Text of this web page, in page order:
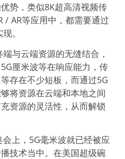
势，类似8K超高清视频传
/ AR等应用中，都需要通过
。
与云端资源的无缝结合，
厘米波等在响应能力，传
存在不少短板，而通过5G
将资源在云端和本地之间
资源的灵活性，从而解锁
上，5G毫米波就已经被应
技术当中。在美国超级碗